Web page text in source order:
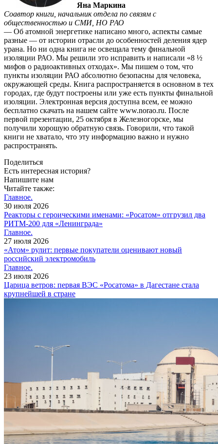
Яна Маркина
Соавтор книги, начальник отдела по связям с
общественностью и СМИ, НО РАО
— Об атомной энергетике написано много, аспекты самые
разные — от истории отрасли до особенностей деления ядер
урана. Но ни одна книга не освещала тему финальной
изоляции РАО. Мы решили это исправить и написали «8 ½
мифов о радиоактивных отходах». Мы пишем о том, что
пункты изоляции РАО абсолютно безопасны для человека,
окружающей среды. Книга распространяется в основном в тех
городах, где будут построены или уже есть пункты финальной
изоляции. Электронная версия доступна всем, ее можно
бесплатно скачать на нашем сайте www.norao.ru. После
первой презентации, 25 октября в Железногорске, мы
получили хорошую обратную связь. Говорили, что такой
книги не хватало, что эту информацию важно и нужно
распространять.
Поделиться
Есть интересная история?
Напишите нам
Читайте также:
Главное.
30 июля 2026
Реакторы с героическими именами: «Росатом» отгрузил два
РИТМ-200 для «Ленинграда»
Главное.
27 июля 2026
«Атом» рулит: первые покупатели оценивают новый
российский электромобиль
Главное.
23 июля 2026
Царица ветров: первая ВЭС «Росатома» в Дагестане стала
крупнейшей в стране